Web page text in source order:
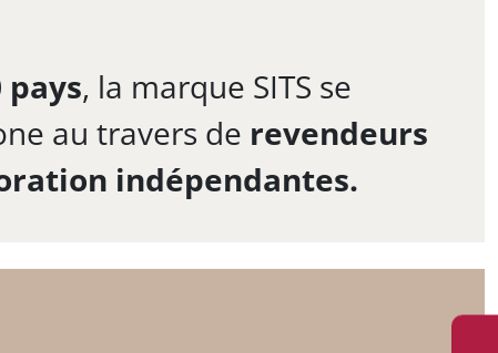
pays, la marque SITS se
au travers de revendeurs
indépendantes.